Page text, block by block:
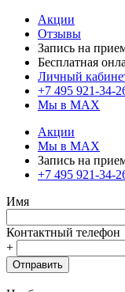
Акции
Отзывы
Запись на
Бесплатная
Личный
+7 495 921-34-
Мы в MAX
Акции
Мы в MAX
Запись на
+7 495 921-34-
Имя
Контактный телефон
+
Отправить